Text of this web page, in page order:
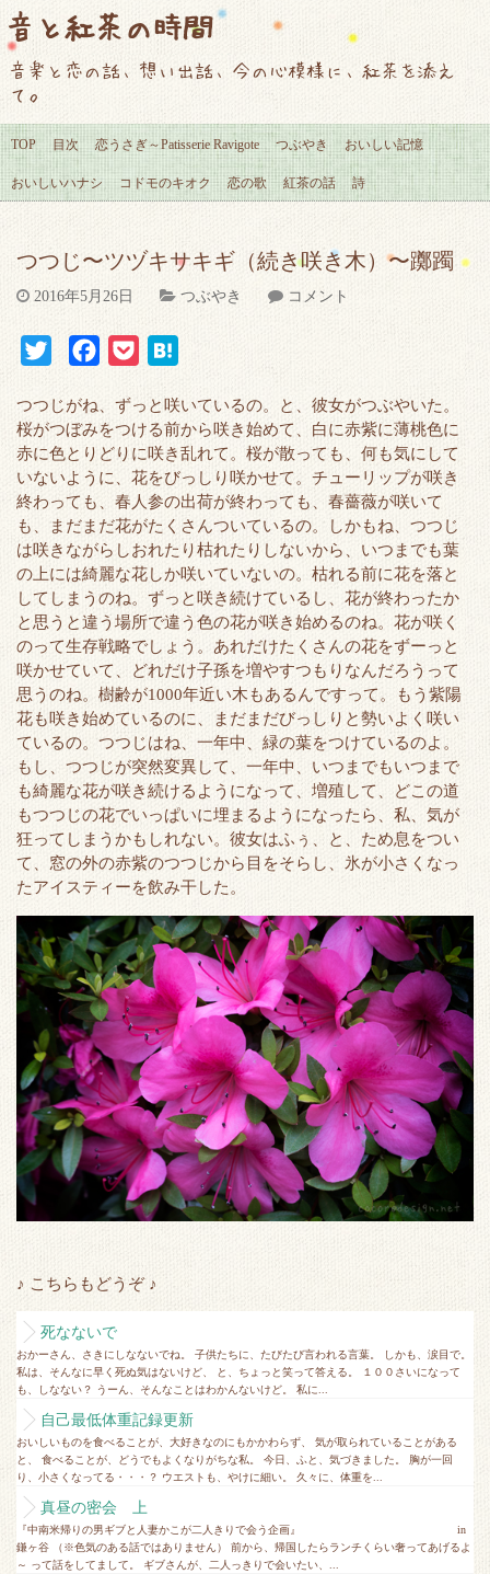
音と紅茶の時間
音楽と恋の話、想い出話、今の心模様に、紅茶を添え
て。
TOP 目次 恋うさぎ～Patisserie Ravigote つぶやき おいしい記憶
おいしいハナシ コドモのキオク 恋の歌 紅茶の話 詩
つつじ〜ツヅキサキギ（続き咲き木）〜躑躅
2016年5月26日 つぶやき コメント
i
t
t
e
r
c
e
b
o
o
k
c
k
e
t
t
e
n
a
つつじがね、ずっと咲いているの。と、彼女がつぶやいた。
桜がつぼみをつける前から咲き始めて、白に赤紫に薄桃色に
赤に色とりどりに咲き乱れて。桜が散っても、何も気にして
いないように、花をびっしり咲かせて。チューリップが咲き
終わっても、春人参の出荷が終わっても、春薔薇が咲いて
も、まだまだ花がたくさんついているの。しかもね、つつじ
は咲きながらしおれたり枯れたりしないから、いつまでも葉
の上には綺麗な花しか咲いていないの。枯れる前に花を落と
してしまうのね。ずっと咲き続けているし、花が終わったか
と思うと違う場所で違う色の花が咲き始めるのね。花が咲く
のって生存戦略でしょう。あれだけたくさんの花をずーっと
咲かせていて、どれだけ子孫を増やすつもりなんだろうって
思うのね。樹齢が1000年近い木もあるんですって。もう紫陽
花も咲き始めているのに、まだまだびっしりと勢いよく咲い
ているの。つつじはね、一年中、緑の葉をつけているのよ。
もし、つつじが突然変異して、一年中、いつまでもいつまで
も綺麗な花が咲き続けるようになって、増殖して、どこの道
もつつじの花でいっぱいに埋まるようになったら、私、気が
狂ってしまうかもしれない。彼女はふぅ、と、ため息をつい
て、窓の外の赤紫のつつじから目をそらし、氷が小さくなっ
たアイスティーを飲み干した。
♪ こちらもどうぞ ♪
死なないで
おかーさん、さきにしなないでね。 子供たちに、たびたび言われる言葉。 しかも、涙目で。
私は、そんなに早く死ぬ気はないけど、 と、ちょっと笑って答える。 １００さいになって
も、しなない？ うーん、そんなことはわかんないけど。 私に...
自己最低体重記録更新
おいしいものを食べることが、大好きなのにもかかわらず、 気が取られていることがある
と、 食べることが、どうでもよくなりがちな私。 今日、ふと、気づきました。 胸が一回
り、小さくなってる・・・？ ウエストも、やけに細い。 久々に、体重を...
真昼の密会 上
『中南米帰りの男ギブと人妻かこが二人きりで会う企画』 in
鎌ヶ谷 （※色気のある話ではありません） 前から、帰国したらランチくらい奢ってあげるよ
～ って話をしてまして。 ギブさんが、二人っきりで会いたい、...